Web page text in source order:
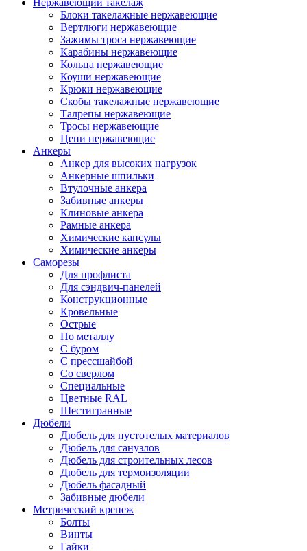
Нержавеющий такелаж
Блоки такелажные нержавеющие
Вертлюги нержавеющие
Зажимы троса нержавеющие
Карабины нержавеющие
Кольца нержавеющие
Коуши нержавеющие
Крюки нержавеющие
Скобы такелажные нержавеющие
Талрепы нержавеющие
Тросы нержавеющие
Цепи нержавеющие
Анкеры
Анкер для высоких нагрузок
Анкерные шпильки
Втулочные анкера
Забивные анкеры
Клиновые анкера
Рамные анкера
Химические капсулы
Химические анкеры
Саморезы
Для профлиста
Для сэндвич-панелей
Конструкционные
Кровельные
Острые
По металлу
С буром
С прессшайбой
Со сверлом
Специальные
Цветные RAL
Шестигранные
Дюбели
Дюбель для пустотелых материалов
Дюбель для санузлов
Дюбель для строительных лесов
Дюбель для термоизоляции
Дюбель фасадный
Забивные дюбели
Метрический крепеж
Болты
Винты
Гайки